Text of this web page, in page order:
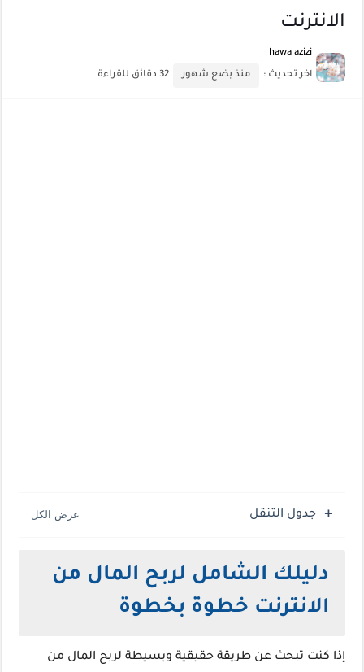
الانترنت
hawa azizi
اخر تحديث : منذ بضع شهور 32 دقائق للقراءة
جدول التنقل
دليلك الشامل لربح المال من
الانترنت خطوة بخطوة
إذا كنت تبحث عن طريقة حقيقية وبسيطة لربح المال من